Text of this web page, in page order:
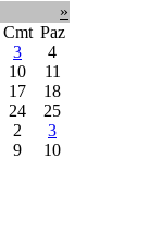
»
Cmt Paz
3
4
10
11
17
18
24
25
2
3
9 10